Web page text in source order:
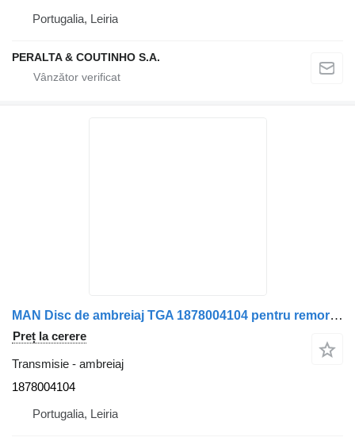
Portugalia, Leiria
PERALTA & COUTINHO S.A.
MAN Disc de ambreiaj TGA 1878004104 pentru remorcă MAN
Preț la cerere
Transmisie - ambreiaj
1878004104
Portugalia, Leiria